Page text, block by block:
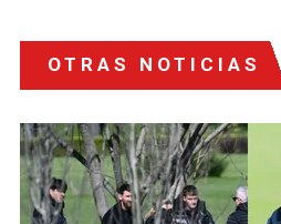
OTRAS NOTICIAS